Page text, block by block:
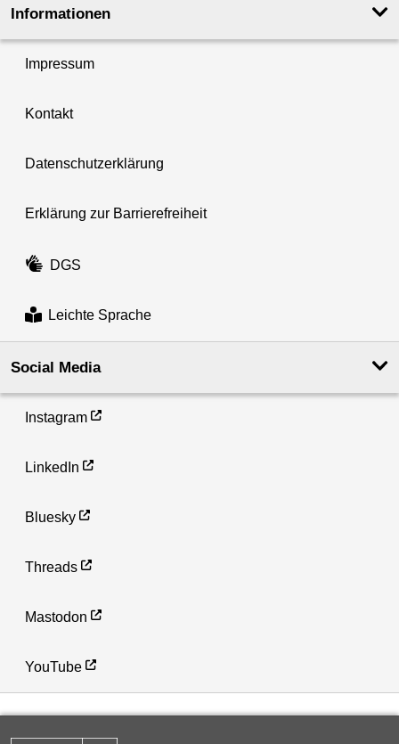
Informationen
Impressum
Kontakt
Datenschutzerklärung
Erklärung zur Barrierefreiheit
DGS
Leichte Sprache
Social Media
Instagram
LinkedIn
Bluesky
Threads
Mastodon
YouTube